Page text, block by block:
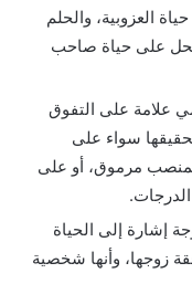
العزوبية، والحلم
على حياة صاحب
علامة على التفوق
سواء على
مرموق، أو على
إشارة إلى الحياة
زوجها، وأنها شخصية